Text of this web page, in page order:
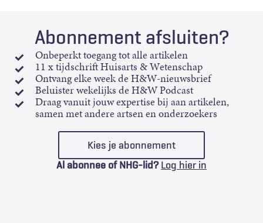
Abonnement afsluiten?
Onbeperkt toegang tot alle artikelen
11 x tijdschrift Huisarts & Wetenschap
Ontvang elke week de H&W-nieuwsbrief
Beluister wekelijks de H&W Podcast
Draag vanuit jouw expertise bij aan artikelen,
samen met andere artsen en onderzoekers
Kies je abonnement
Al abonnee of NHG-lid? Log hier in